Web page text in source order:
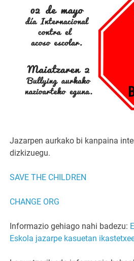
Jazarpen aurkako bi kanpaina
dizkizuegu.
SAVE THE CHILDREN
CHANGE ORG
Informazio gehiago nahi badezu:
Eskola jazarpe kasuetan